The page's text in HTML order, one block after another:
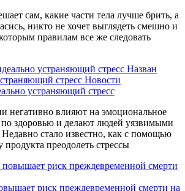
сам, какие части тела лучше брить, а
никто не хочет выглядеть смешно и
правилам все же следовать
Назван
стресс Новости
устраняющий стресс
негативно влияют на эмоциональное
по здоровью и делают людей уязвимыми
Недавно стало известно, как с помощью
преодолеть стрессы
риск преждевременной смерти на